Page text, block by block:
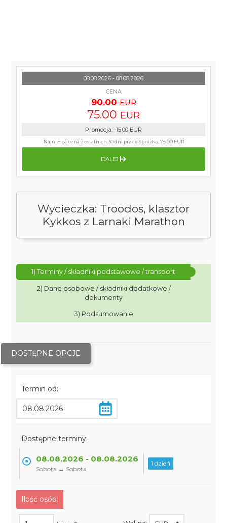
Wycieczka: Troodos, klasztor
Kykkos z Larnaki Marathon
1) Terminy / składniki podstawowe / transport
2) Dane osobowe / składniki dodatkowe /
dokumenty
3) Podsumowanie
DOSTĘPNE OPCJE
Termin od:
Dostępne terminy:
08.08.2026 - 08.08.2026
Sobota → Sobota
1 dzień
Ilość osób:
08.08.2026 - 08.08.2026
CENA
90.00 EUR
75.00 EUR
Promocja: -15.00 EUR
Najniższa cena z ostatnich 30 dni przed obniżką:75.00 EUR
DALEJ